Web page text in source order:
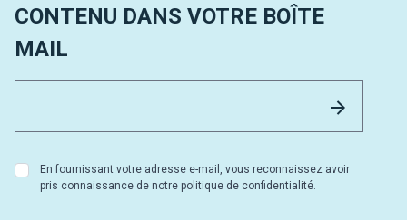
CONTENU DANS VOTRE BOÎTE
MAIL
En fournissant votre adresse e-mail, vous reconnaissez avoir
pris connaissance de notre politique de confidentialité.